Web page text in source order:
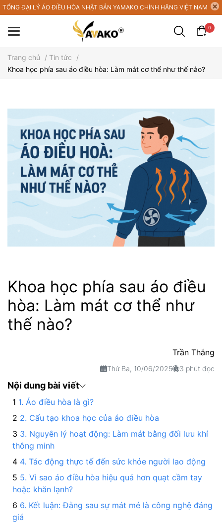
TỔNG ĐẠI LÝ ÁO ĐIỀU HÒA NHẬT BẢN YAMAKO CHÍNH HÃNG VIỆT NAM
0
Trang chủ / Tin tức
/
Khoa học phía sau áo điều hòa: Làm mát cơ thể như thế nào?
Khoa học phía sau áo điều
hòa: Làm mát cơ thể như
thế nào?
Trần Thắng
Thứ Ba, 10/06/2025 3 phút đọc
Nội dung bài viết
1. Áo điều hòa là gì?
2. Cấu tạo khoa học của áo điều hòa
3. Nguyên lý hoạt động: Làm mát bằng đối lưu khí
thông minh
4. Tác động thực tế đến sức khỏe người lao động
5. Vì sao áo điều hòa hiệu quả hơn quạt cầm tay
hoặc khăn lạnh?
6. Kết luận: Đằng sau sự mát mẻ là công nghệ đáng
giá